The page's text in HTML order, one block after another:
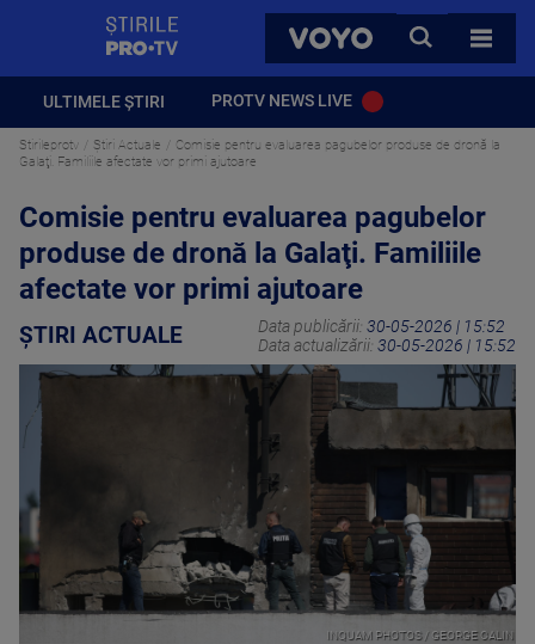
VOYO
CAUTA
TOATE
ULTIMELE ȘTIRI PROTV NEWS LIVE
Stirileprotv Știri Actuale
Comisie pentru evaluarea pagubelor produse de dronă la
Galaţi. Familiile afectate vor primi ajutoare
Comisie pentru evaluarea pagubelor
produse de dronă la Galaţi. Familiile
afectate vor primi ajutoare
ȘTIRI ACTUALE Data publicării: 30-05-2026 | 15:52
Data actualizării: 30-05-2026 | 15:52
INQUAM PHOTOS / GEORGE CALIN